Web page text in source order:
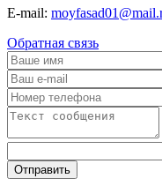
E-mail:
Обратная связь
Отправить